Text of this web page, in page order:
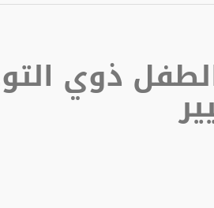
ذوي